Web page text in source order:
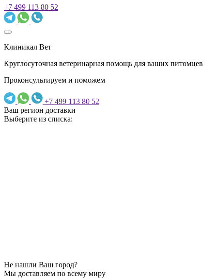
+7 499 113 80 52
Клиникал Вет
Круглосуточная ветеринарная помощь для ваших питомцев
Проконсультируем и поможем
+7 499 113 80 52
Ваш регион доставки
Выберите из списка:
Не нашли Ваш город?
Мы доставляем по всему миру